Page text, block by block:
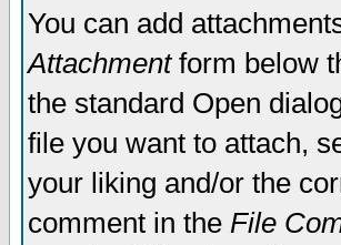
You can add
Attachmentform below
the standard Open
file you want to attach,
your liking and/or the
comment in the File